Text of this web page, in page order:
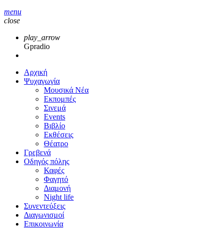
menu
close
play_arrow
Gpradio
Αρχική
Ψυχαγωγία
Μουσικά Νέα
Εκπομπές
Σινεμά
Events
Βιβλίο
Εκθέσεις
Θέατρο
Γρεβενά
Οδηγός πόλης
Καφές
Φαγητό
Διαμονή
Night life
Συνεντεύξεις
Διαγωνισμοί
Επικοινωνία